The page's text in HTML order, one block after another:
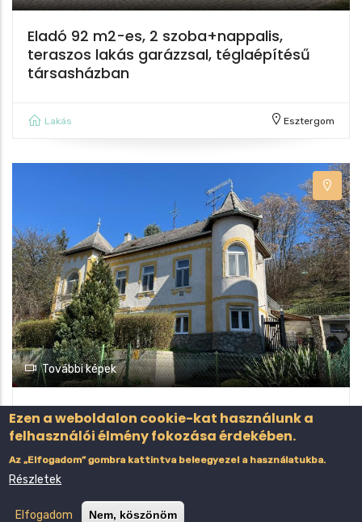
Eladó 92 m2-es, 2 szoba+nappalis,
teraszos lakás garázzsal, téglaépítésű
társasházban
Lakás Esztergom
További képek
Aranyhegyi villaépületben teljeskörűen
felújított 2 szoba+nappalis kertes lakás
Ezen a weboldalon cookie-kat használunk a
felhasználói élmény fokozása érdekében.
Az „Elfogadom” gombra kattintva beleegyezel a használatukba.
Részletek
Elfogadom Nem, köszönöm